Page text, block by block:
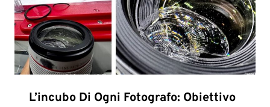
L’incubo Di Ogni Fotografo: Obiettivo